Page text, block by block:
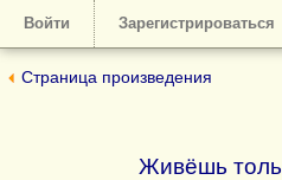
Войти Зарегистрироваться
Страница произведения
Живёшь